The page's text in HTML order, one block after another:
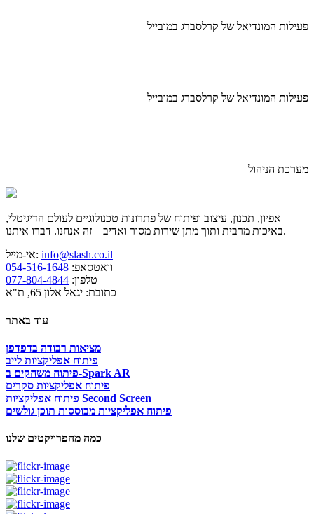
פעילות המונדיאל של קרלסברג במובייל
פעילות המונדיאל של קרלסברג במובייל
מערכת הניהול
אפיון, תכנון, עיצוב ופיתוח של פתרונות טכנולוגיים לעולם הדיגיטלי,
באיכות מרבית ותוך מתן שירות מסור ואדיב – זה אנחנו. דברו איתנו.
אי-מייל: info@slash.co.il
וואטסאפ: 054-516-1648
טלפון: 077-804-4844
כתובת: יגאל אלון 65, ת"א
עוד באתר
מציאות רבודה בדפדפן
פיתוח אפליקציות לייב
פיתוח משחקים ב-Spark AR
פיתוח אפליקציות סקרים
פיתוח אפליקציות Second Screen
פיתוח אפליקציות מבוססות תוכן גולשים
כמה מהפרויקטים שלנו